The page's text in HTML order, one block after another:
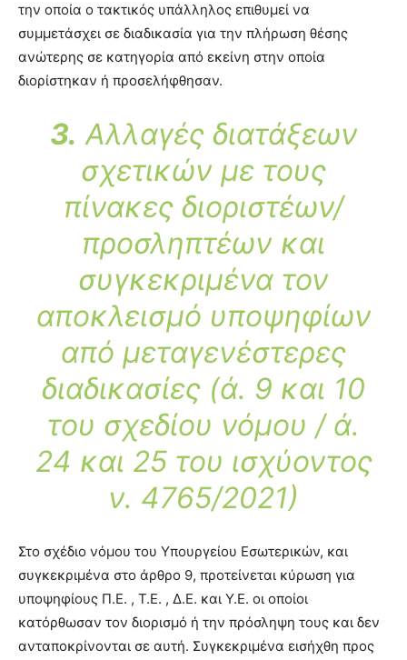
την οποία ο τακτικός υπάλληλος επιθυμεί να
συμμετάσχει σε διαδικασία για την πλήρωση θέσης
ανώτερης σε κατηγορία από εκείνη στην οποία
διορίστηκαν ή προσελήφθησαν.
3. Αλλαγές διατάξεων
σχετικών με τους
πίνακες διοριστέων/
προσληπτέων και
συγκεκριμένα τον
αποκλεισμό υποψηφίων
από μεταγενέστερες
διαδικασίες (ά. 9 και 10
του σχεδίου νόμου / ά.
24 και 25 του ισχύοντος
ν. 4765/2021)
Στο σχέδιο νόμου του Υπουργείου Εσωτερικών, και
συγκεκριμένα στο άρθρο 9, προτείνεται κύρωση για
υποψηφίους Π.Ε. , Τ.Ε. , Δ.Ε. και Υ.Ε. οι οποίοι
κατόρθωσαν τον διορισμό ή την πρόσληψη τους και δεν
ανταποκρίνονται σε αυτή. Συγκεκριμένα εισήχθη προς